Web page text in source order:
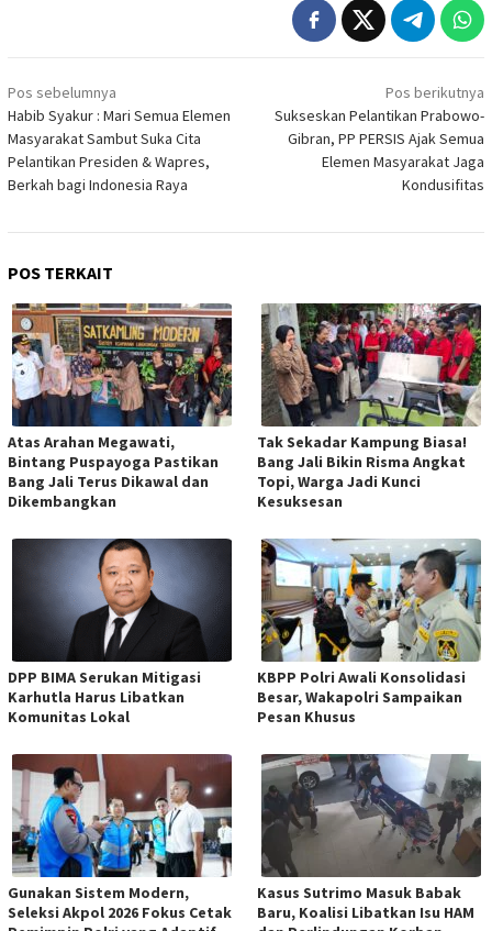
Navigasi
pos
Pos sebelumnya
Habib Syakur : Mari Semua Elemen
Masyarakat Sambut Suka Cita
Pelantikan Presiden & Wapres,
Berkah bagi Indonesia Raya
Pos berikutnya
Sukseskan Pelantikan Prabowo-
Gibran, PP PERSIS Ajak Semua
Elemen Masyarakat Jaga
Kondusifitas
POS TERKAIT
Atas Arahan Megawati,
Bintang Puspayoga Pastikan
Bang Jali Terus Dikawal dan
Dikembangkan
Tak Sekadar Kampung Biasa!
Bang Jali Bikin Risma Angkat
Topi, Warga Jadi Kunci
Kesuksesan
DPP BIMA Serukan Mitigasi
Karhutla Harus Libatkan
Komunitas Lokal
KBPP Polri Awali Konsolidasi
Besar, Wakapolri Sampaikan
Pesan Khusus
Gunakan Sistem Modern,
Seleksi Akpol 2026 Fokus Cetak
Kasus Sutrimo Masuk Babak
Baru, Koalisi Libatkan Isu HAM